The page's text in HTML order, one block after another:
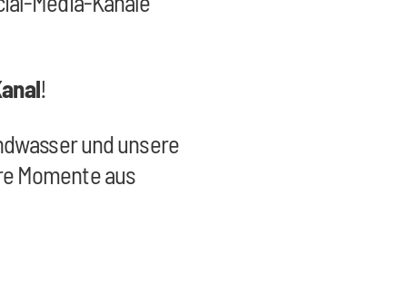
!
und unsere
Momente aus